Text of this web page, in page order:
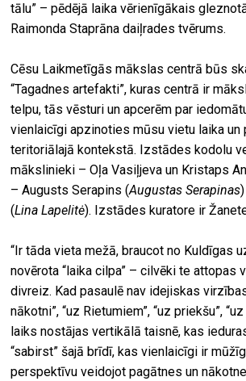
tālu” – pēdējā laika vērienīgākais
Raimonda Staprāna daiļrades tvērums.
Cēsu Laikmetīgās mākslas centrā būs
“Tagadnes artefakti”, kuras centrā ir
telpu, tās vēsturi un apcerēm par
vienlaicīgi apzinoties mūsu vietu laika un
teritoriālajā kontekstā. Izstādes kodolu
mākslinieki – Oļa Vasiļjeva un Kristaps
– Augusts Serapins (Augustas Serapinas
(Lina Lapelitė). Izstādes kuratore ir
“Ir tāda vieta mežā, braucot no Kuldīgas
novērota “laika cilpa” – cilvēki te attopas
divreiz. Kad pasaulē nav idejiskas
nākotni”, “uz Rietumiem”, “uz priekšu”,
laiks nostājas vertikālā taisnē, kas
“sabirst” šajā brīdī, kas vienlaicīgi ir
perspektīvu veidojot pagātnes un